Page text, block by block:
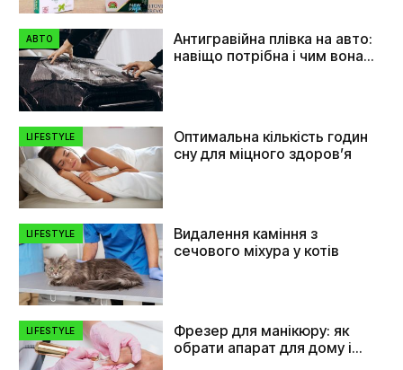
АВТО
Антигравійна плівка на авто:
навіщо потрібна і чим вона
LIFESTYLE
Оптимальна кількість годин
сну для міцного здоров’я
LIFESTYLE
Видалення каміння з
сечового міхура у котів
LIFESTYLE
Фрезер для манікюру: як
обрати апарат для дому і